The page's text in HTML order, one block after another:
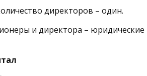
директоров – один.
и директора – юридические